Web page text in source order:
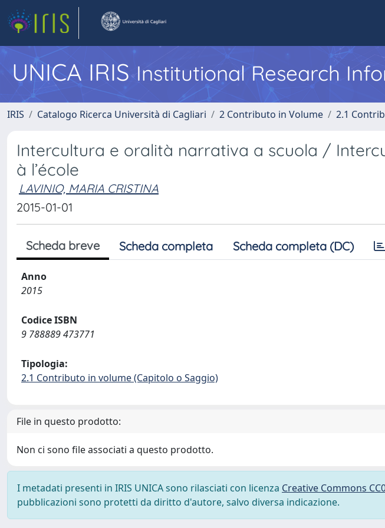
UNICA IRISInstitutional Research
IRIS Catalogo Ricerca Università di Cagliari 2 Contributo in Volume 2.1
Intercultura e oralità narrativa a scuola /
à l’école
LAVINIO, MARIA CRISTINA
2015-01-01
Scheda breve Scheda completa Scheda completa (DC)
Anno
2015
Codice ISBN
9 788889 473771
Tipologia:
2.1 Contributo in volume (Capitolo o Saggio)
File in questo prodotto:
Non ci sono file associati a questo prodotto.
I metadati presenti in IRIS UNICA sono rilasciati con licenza Creative Commons
pubblicazioni sono protetti da diritto d'autore, salvo diversa indicazione.